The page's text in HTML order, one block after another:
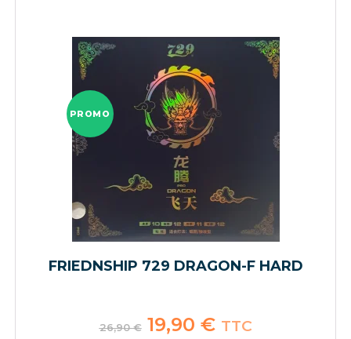
PROMO
FRIEDNSHIP 729 DRAGON-F HARD
26,90€ Le
prix
19,90 €Le
prixTTC